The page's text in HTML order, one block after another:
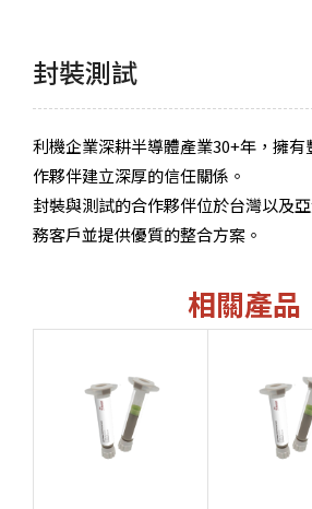
封裝測試
利機企業深耕半導體產業30+年，擁
作夥伴建立深厚的信任關係。
封裝與測試的合作夥伴位於台灣以及
務客戶並提供優質的整合方案。
相關產品